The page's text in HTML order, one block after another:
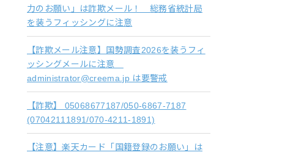
力のお願い」は詐欺メール！ 総務省統計局
を装うフィッシングに注意
【詐欺メール注意】国勢調査2026を装うフィ
ッシングメールに注意
administrator@creema.jp は要警戒
【詐欺】 05068677187/050-6867-7187
(07042111891/070-4211-1891)
【注意】楽天カード「国籍登録のお願い」は